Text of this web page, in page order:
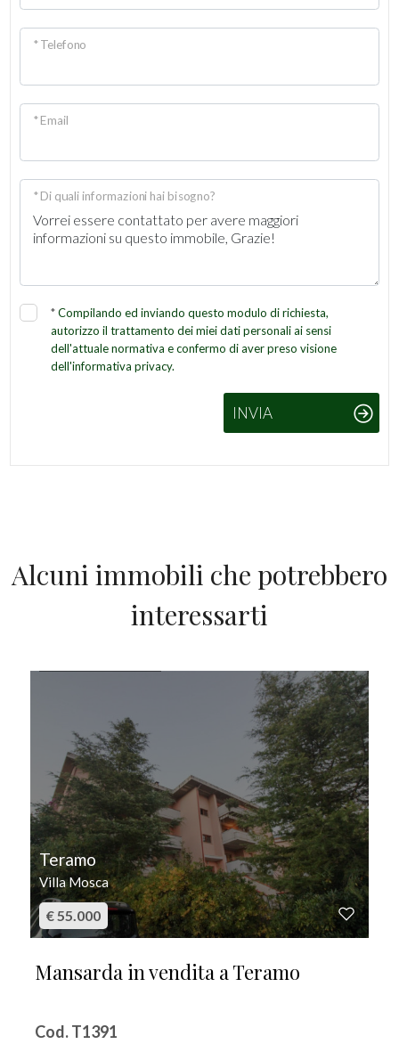
* Telefono
* Email
* Di quali informazioni hai bisogno?
*Compilando ed inviando questo modulo di richiesta,
autorizzo il trattamento dei miei dati personali ai sensi
dell'attuale normativa e confermo di aver preso visione
dell'informativa privacy.
INVIA
Alcuni immobili che potrebbero
interessarti
Teramo
Villa Mosca
€ 55.000
Mansarda in vendita a Teramo
Cod. T1391